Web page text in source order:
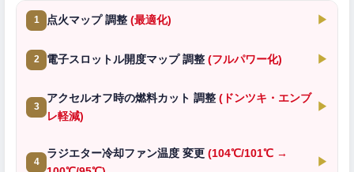
1 点火マップ 調整 (最適化) ▶
2 電子スロットル開度マップ 調整 (フルパワー化) ▶
3
アクセルオフ時の燃料カット 調整 (ドンツキ・エンブ
レ軽減)
▶
4
ラジエター冷却ファン温度 変更 (104℃/101℃ →
▶